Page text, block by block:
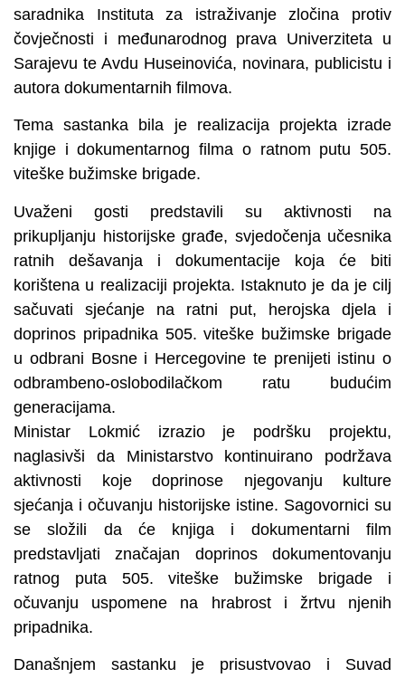
saradnika Instituta za istraživanje zločina protiv
čovječnosti i međunarodnog prava Univerziteta u
Sarajevu te Avdu Huseinovića, novinara, publicistu i
autora dokumentarnih filmova.
Tema sastanka bila je realizacija projekta izrade
knjige i dokumentarnog filma o ratnom putu 505.
viteške bužimske brigade.
Uvaženi gosti predstavili su aktivnosti na
prikupljanju historijske građe, svjedočenja učesnika
ratnih dešavanja i dokumentacije koja će biti
korištena u realizaciji projekta. Istaknuto je da je cilj
sačuvati sjećanje na ratni put, herojska djela i
doprinos pripadnika 505. viteške bužimske brigade
u odbrani Bosne i Hercegovine te prenijeti istinu o
odbrambeno-oslobodilačkom ratu budućim
generacijama.
Ministar Lokmić izrazio je podršku projektu,
naglasivši da Ministarstvo kontinuirano podržava
aktivnosti koje doprinose njegovanju kulture
sjećanja i očuvanju historijske istine. Sagovornici su
se složili da će knjiga i dokumentarni film
predstavljati značajan doprinos dokumentovanju
ratnog puta 505. viteške bužimske brigade i
očuvanju uspomene na hrabrost i žrtvu njenih
pripadnika.
Današnjem sastanku je prisustvovao i Suvad